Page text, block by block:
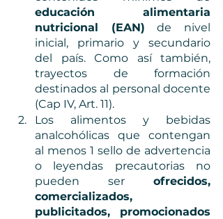
educación alimentaria
nutricional (EAN) de nivel
inicial, primario y secundario
del país. Como así también,
trayectos de formación
destinados al personal docente
(Cap IV, Art. 11).
Los alimentos y bebidas
analcohólicas que contengan
al menos 1 sello de advertencia
o leyendas precautorias no
pueden ser ofrecidos,
comercializados,
publicitados, promocionados